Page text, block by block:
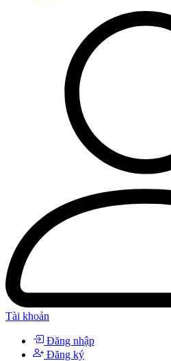
Tài khoản
Đăng nhập
Đăng ký